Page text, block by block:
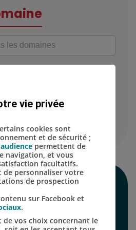
NOUS SUR
LES RÉSEAUX
SOCIAUX
vie privée
cookies sont
et de sécurité ;
permettent de
navigation, et vous
facultatifs.
de personnaliser votre
de prospection
sur Facebook et
.
vos choix concernant le